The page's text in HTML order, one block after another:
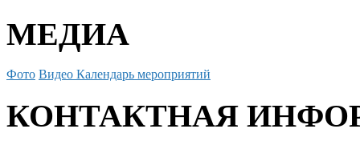
МЕДИА
Фото Видео Календарь мероприятий
КОНТАКТНАЯ